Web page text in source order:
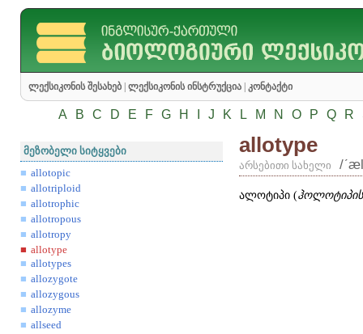
ლექსიკონის შესახებ ლექსიკონის ინსტრუქცია კონტაქტი
A B C D E F G H J K L M N O P Q R
მეზობელი სიტყვები
allotopic
allotriploid
allotrophic
allotropous
allotropy
allotype
allotypes
allozygote
allozygous
allozyme
allseed
allotype
არსებითი სახელი /
ალოტიპი (ჰოლოტიპის